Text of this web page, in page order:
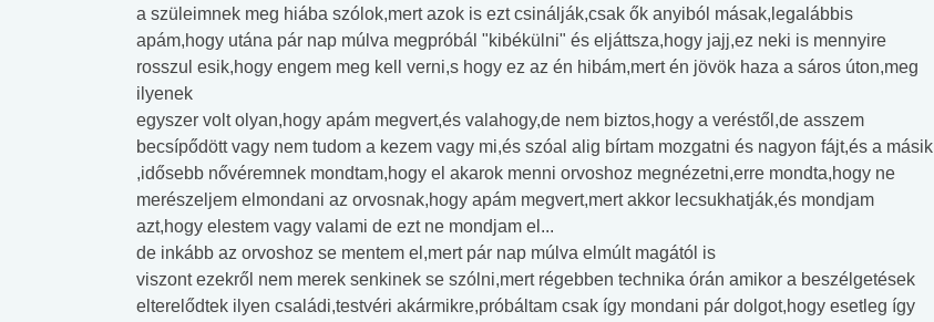
a szüleimnek meg hiába szólok,mert azok is ezt csinálják,csak ők anyiból másak,legalábbis
apám,hogy utána pár nap múlva megpróbál "kibékülni" és eljáttsza,hogy jajj,ez neki is mennyire
rosszul esik,hogy engem meg kell verni,s hogy ez az én hibám,mert én jövök haza a sáros úton,meg
ilyenek
egyszer volt olyan,hogy apám megvert,és valahogy,de nem biztos,hogy a veréstől,de asszem
becsípődött vagy nem tudom a kezem vagy mi,és szóal alig bírtam mozgatni és nagyon fájt,és a másik
,idősebb nővéremnek mondtam,hogy el akarok menni orvoshoz megnézetni,erre mondta,hogy ne
merészeljem elmondani az orvosnak,hogy apám megvert,mert akkor lecsukhatják,és mondjam
azt,hogy elestem vagy valami de ezt ne mondjam el...
de inkább az orvoshoz se mentem el,mert pár nap múlva elmúlt magától is
viszont ezekről nem merek senkinek se szólni,mert régebben technika órán amikor a beszélgetések
elterelődtek ilyen családi,testvéri akármikre,próbáltam csak így mondani pár dolgot,hogy esetleg így